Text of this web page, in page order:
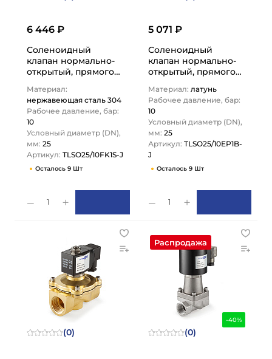
6 446 ₽
Соленоидный
клапан нормально-
открытый, прямого
Нерж.304/FKM, DN25,
…
Материал:
нержавеющая сталь 304
Рабочее давление, бар:
10
Условный диаметр (DN),
мм: 25
Артикул: TLSO25/10FK1S-J
Осталось 9 Шт
1
5 071 ₽
Соленоидный
клапан нормально-
открытый, прямого
Латунь/EPDM, DN25,…
Материал: латунь
Рабочее давление, бар:
10
Условный диаметр (DN),
мм: 25
Артикул: TLSO25/10EP1B-
J
Осталось 9 Шт
1
(0)
-40%
Распродажа
(0)